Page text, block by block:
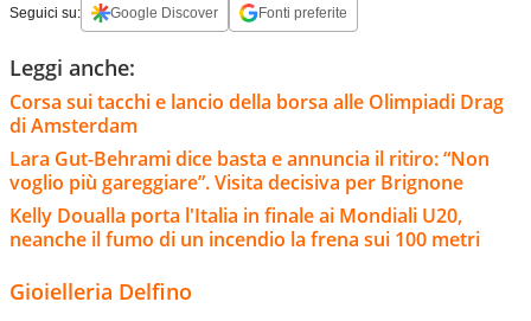
Seguici su: Google Discover Fonti preferite
Leggi anche:
Corsa sui tacchi e lancio della borsa alle Olimpiadi Drag
di Amsterdam
Lara Gut-Behrami dice basta e annuncia il ritiro: “Non
voglio più gareggiare”. Visita decisiva per Brignone
Kelly Doualla porta l'Italia in finale ai Mondiali U20,
neanche il fumo di un incendio la frena sui 100 metri
Gioielleria Delfino